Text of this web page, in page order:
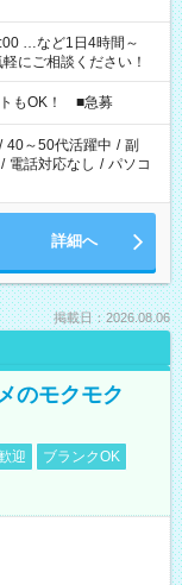
～
軽にご相談ください！
もOK！ ■急募
/ 40～50代活躍中 / 副
/ 電話対応なし / パソコ
詳細へ
掲載日：2026.08.06
のモクモク
迎
ブランクOK